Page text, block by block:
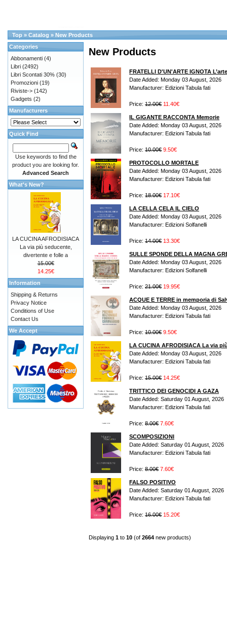
Top » Catalog » New Products
New Products
FRATELLI D'UN'ARTE IGNOTA
Date Added: Monday 03 August, 2026
Manufacturer: Edizioni Tabula fati
Price: 12.00€ 11.40€
IL GIGANTE RACCONTA Memorie
Date Added: Monday 03 August, 2026
Manufacturer: Edizioni Tabula fati
Price: 10.00€ 9.50€
PROTOCOLLO MORTALE
Date Added: Monday 03 August, 2026
Manufacturer: Edizioni Tabula fati
Price: 18.00€ 17.10€
LA CELLA CELA IL CIELO
Date Added: Monday 03 August, 2026
Manufacturer: Edizioni Solfanelli
Price: 14.00€ 13.30€
SULLE SPONDE DELLA MAGNA
Date Added: Monday 03 August, 2026
Manufacturer: Edizioni Solfanelli
Price: 21.00€ 19.95€
ACQUE E TERRE in memporia di
Date Added: Monday 03 August, 2026
Manufacturer: Edizioni Tabula fati
Price: 10.00€ 9.50€
LA CUCINA AFRODISIACA La via
Date Added: Monday 03 August, 2026
Manufacturer: Edizioni Tabula fati
Price: 15.00€ 14.25€
TRITTICO DEI GENOCIDI A GAZA
Date Added: Saturday 01 August, 2026
Manufacturer: Edizioni Tabula fati
Price: 8.00€ 7.60€
SCOMPOSIZIONI
Date Added: Saturday 01 August, 2026
Manufacturer: Edizioni Tabula fati
Price: 8.00€ 7.60€
FALSO POSITIVO
Date Added: Saturday 01 August, 2026
Manufacturer: Edizioni Tabula fati
Price: 16.00€ 15.20€
Displaying 1 to 10 (of 2664 new products)
Categories
Abbonamenti (4)
Libri (2492)
Libri Scontati 30% (30)
Promozioni (19)
Riviste-> (142)
Gadgets (2)
Manufacturers
Quick Find
Use keywords to find the
product you are looking for.
Advanced Search
What's New?
LA CUCINA AFRODISIACA
La via più seducente,
divertente e folle a
15.00€
14.25€
Information
Shipping & Returns
Privacy Notice
Conditions of Use
Contact Us
We Accept